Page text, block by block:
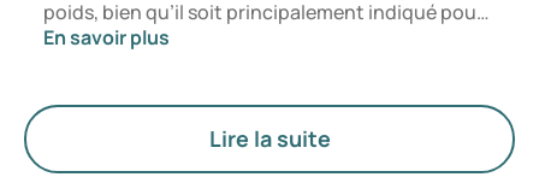
poids, bien qu’il soit principalement indiqué pour
le traitement du diabète de type 2. Si vous
à la gestion du poids, des médicaments tels que
Mounjaro et Wegovy sont généralement
privilégiés. Le choix du traitement le plus adapté
En savoir plus
Lire la suite